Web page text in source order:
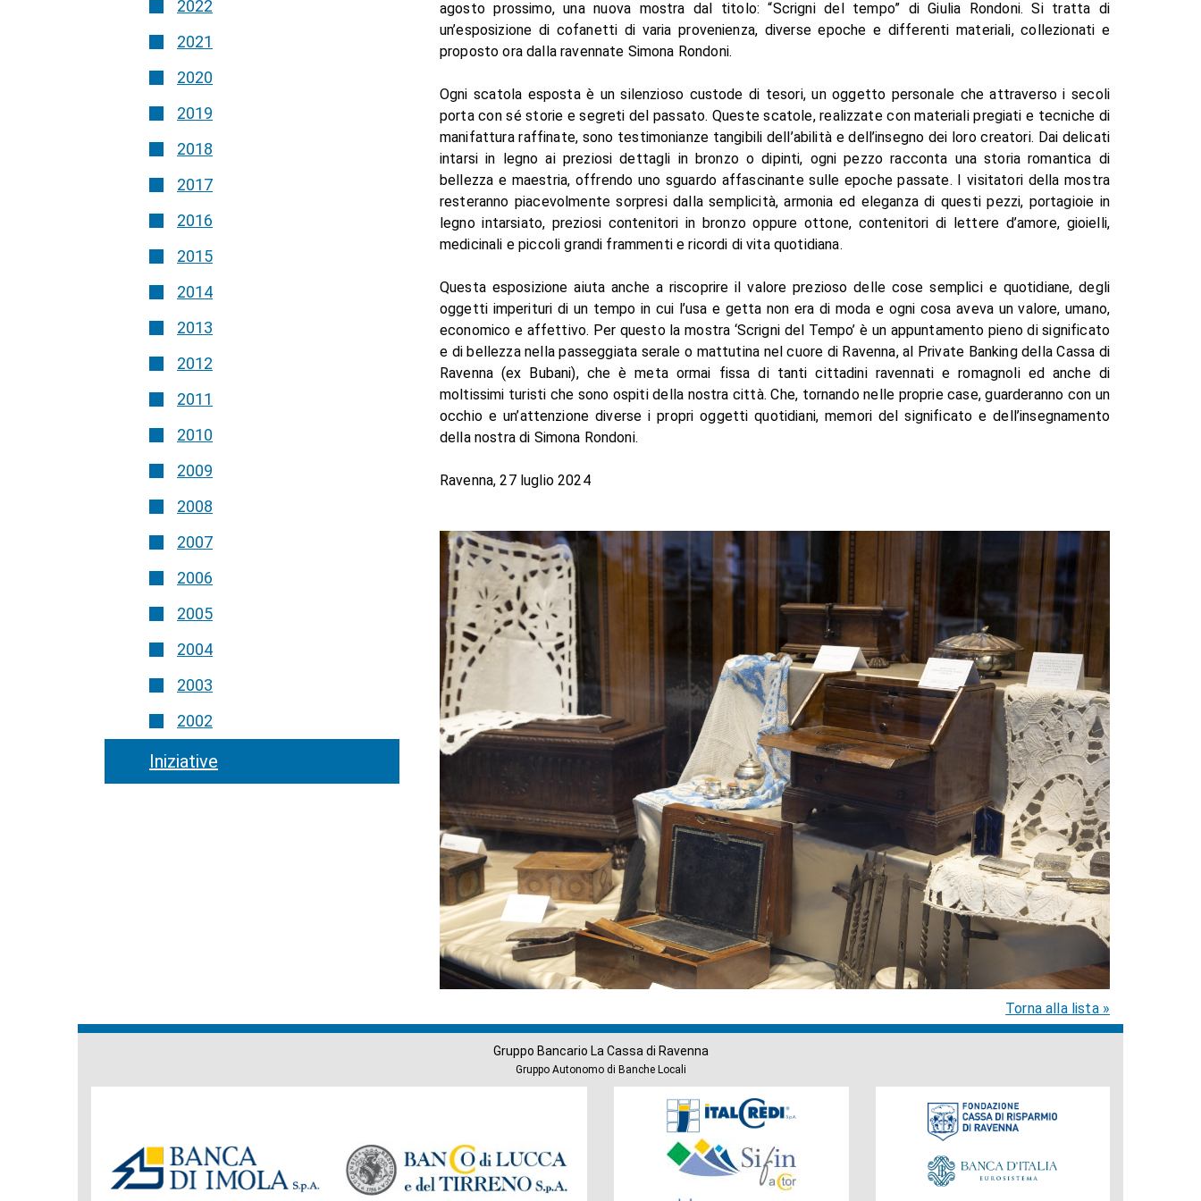
2022
2021
2020
2019
2018
2017
2016
2015
2014
2013
2012
2011
2010
2009
2008
2007
2006
2005
2004
2003
2002
Iniziative
agosto prossimo, una nuova mostra dal titolo: “Scrigni del tempo” di Giulia Rondoni. Si tratta di
un’esposizione di cofanetti di varia provenienza, diverse epoche e differenti materiali, collezionati e
proposto ora dalla ravennate Simona Rondoni.
Ogni scatola esposta è un silenzioso custode di tesori, un oggetto personale che attraverso i secoli
porta con sé storie e segreti del passato. Queste scatole, realizzate con materiali pregiati e tecniche di
manifattura raffinate, sono testimonianze tangibili dell’abilità e dell’insegno dei loro creatori. Dai delicati
intarsi in legno ai preziosi dettagli in bronzo o dipinti, ogni pezzo racconta una storia romantica di
bellezza e maestria, offrendo uno sguardo affascinante sulle epoche passate. I visitatori della mostra
resteranno piacevolmente sorpresi dalla semplicità, armonia ed eleganza di questi pezzi, portagioie in
legno intarsiato, preziosi contenitori in bronzo oppure ottone, contenitori di lettere d’amore, gioielli,
medicinali e piccoli grandi frammenti e ricordi di vita quotidiana.
Questa esposizione aiuta anche a riscoprire il valore prezioso delle cose semplici e quotidiane, degli
oggetti imperituri di un tempo in cui l’usa e getta non era di moda e ogni cosa aveva un valore, umano,
economico e affettivo. Per questo la mostra ‘Scrigni del Tempo’ è un appuntamento pieno di significato
e di bellezza nella passeggiata serale o mattutina nel cuore di Ravenna, al Private Banking della Cassa di
Ravenna (ex Bubani), che è meta ormai fissa di tanti cittadini ravennati e romagnoli ed anche di
moltissimi turisti che sono ospiti della nostra città. Che, tornando nelle proprie case, guarderanno con un
occhio e un’attenzione diverse i propri oggetti quotidiani, memori del significato e dell’insegnamento
della nostra di Simona Rondoni.
Ravenna, 27 luglio 2024
Torna alla lista »
Gruppo Bancario La Cassa di Ravenna
Gruppo Autonomo di Banche Locali
Gruppo
Società
Gruppo
Fondazione